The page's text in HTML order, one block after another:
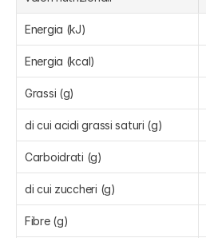
Energia (kJ)
Energia (kcal)
Grassi (g)
di cui acidi grassi saturi (g)
Carboidrati (g)
di cui zuccheri (g)
Fibre (g)